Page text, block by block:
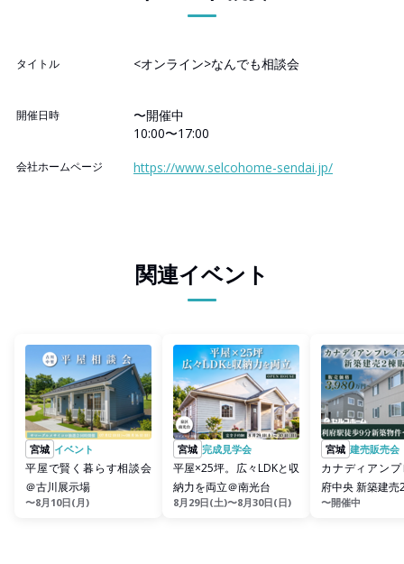
タイトル <オンライン>なんでも相談会
開催日時
〜開催中
10:00〜17:00
会社ホームページ https://www.selcohome-sendai.jp/
関連イベント
宮城 イベント
平屋で賢く暮らす相談会
＠古川展示場
〜8月10日(月)
宮城 完成見学会
平屋×25坪。広々LDKと収
納力を両立＠南光台
8月29日(土)〜8月30日(日)
宮城 建売販売会
カナディアン
府中央 新築建売
〜開催中